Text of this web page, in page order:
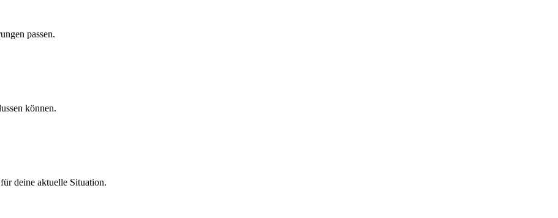
passen.
können.
deine aktuelle Situation.